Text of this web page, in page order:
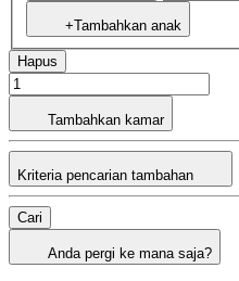
+Tambahkan anak
Hapus
Tambahkan kamar
Kriteria pencarian tambahan
Cari
Anda pergi ke mana saja?